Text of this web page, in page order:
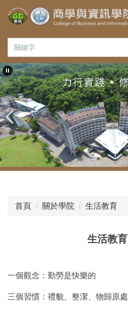
跳
到
內
容
區
首頁 關於學院 生活教育
生活教育
一個觀念：勤勞是快樂的
三個習慣：禮貌、整潔、物歸原處